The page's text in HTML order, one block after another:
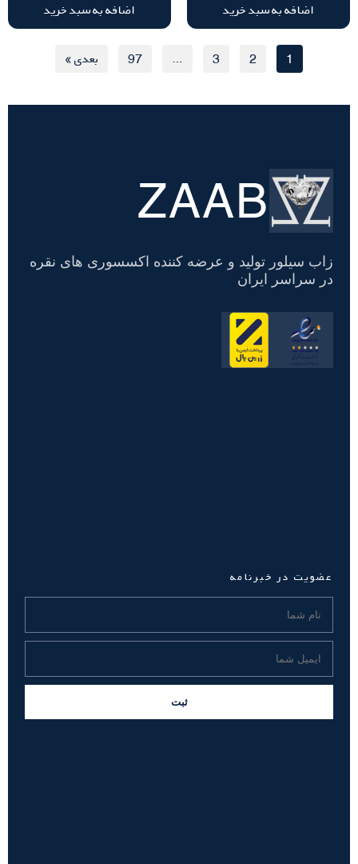
اضافه به سبد خرید
اضافه به سبد خرید
1
2
3
…
97 بعدی »
تسویه
حساب
ZAAB
زاب سیلور تولید و عرضه کننده اکسسوری های نقره
در سراسر ایران
عضویت در خبرنامه
ثبت